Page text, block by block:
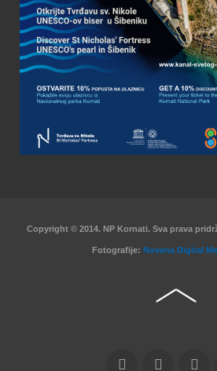
Copyright © 2014. NP Kornati. Sva prava
Fotografije: Novena Digital